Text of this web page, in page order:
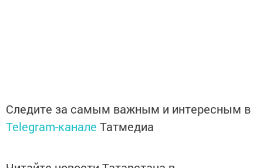
Следите за самым важным и интересным в
Telegram-канале Татмедиа